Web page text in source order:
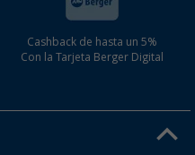
Cashback de hasta un 5%
Con la Tarjeta Berger Digital